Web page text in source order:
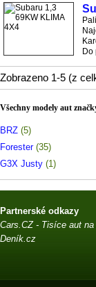
Do
Zobrazeno 1-5 (z
Všechny modely aut
BRZ (5)
Forester (35)
G3X Justy (1)
Partnerské odkazy
Cars.CZ - Tisíce aut na
Deník.cz